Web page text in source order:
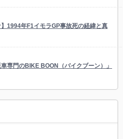
】1994年F1イモラGP事故死の経緯と真
車専門のBIKE BOON（バイクブーン）」